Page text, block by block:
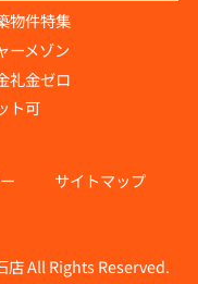
物件特集
ーメゾン
礼金ゼロ
ト可
サイトマップ
All Rights Reserved.